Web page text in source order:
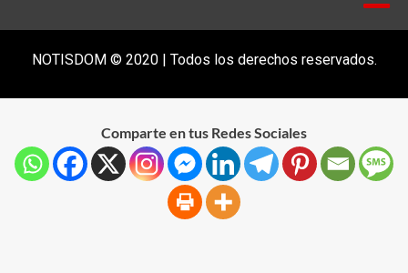
NOTISDOM © 2020 | Todos los derechos reservados.
Comparte en tus Redes Sociales